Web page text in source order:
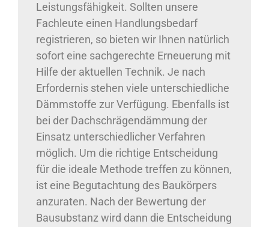
Leistungsfähigkeit. Sollten unsere
Fachleute einen Handlungsbedarf
registrieren, so bieten wir Ihnen natürlich
sofort eine sachgerechte Erneuerung mit
Hilfe der aktuellen Technik. Je nach
Erfordernis stehen viele unterschiedliche
Dämmstoffe zur Verfügung. Ebenfalls ist
bei der Dachschrägendämmung der
Einsatz unterschiedlicher Verfahren
möglich. Um die richtige Entscheidung
für die ideale Methode treffen zu können,
ist eine Begutachtung des Baukörpers
anzuraten. Nach der Bewertung der
Bausubstanz wird dann die Entscheidung